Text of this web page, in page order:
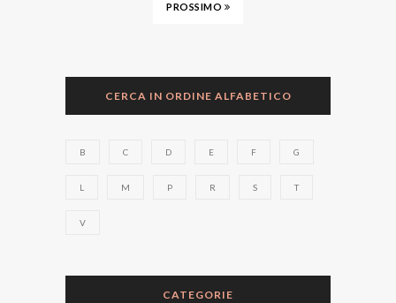
PROSSIMO
CERCA IN ORDINE ALFABETICO
B C D E F G
L M P R S T
V
CATEGORIE